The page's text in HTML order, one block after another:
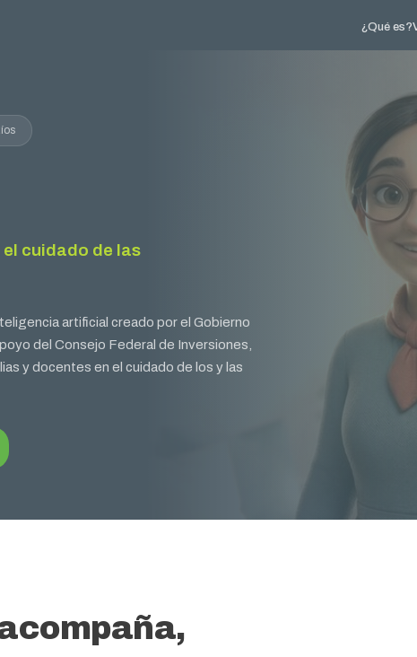
¿Qué es?
cuidado de las
artificial creado por el Gobierno
del Consejo Federal de Inversiones,
y docentes en el cuidado de los y las